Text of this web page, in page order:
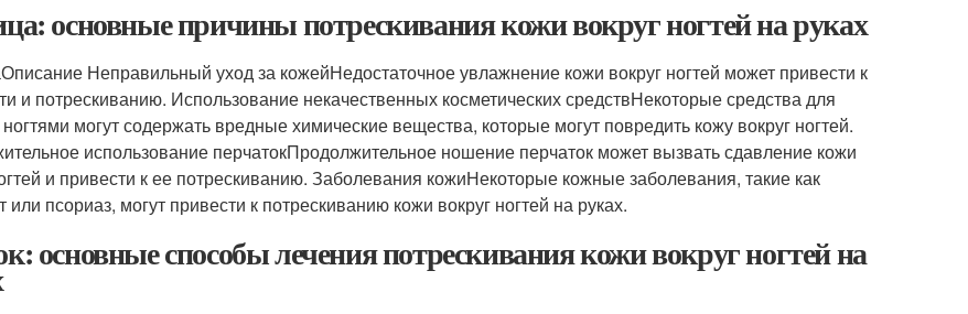
основные причины потрескивания кожи вокруг ногтей на руках
Неправильный уход за кожейНедостаточное увлажнение кожи вокруг ногтей может привести к
и потрескиванию. Использование некачественных косметических средствНекоторые средства для
могут содержать вредные химические вещества, которые могут повредить кожу вокруг ногтей.
использование перчатокПродолжительное ношение перчаток может вызвать сдавление кожи
и привести к ее потрескиванию. Заболевания кожиНекоторые кожные заболевания, такие как
или псориаз, могут привести к потрескиванию кожи вокруг ногтей на руках.
основные способы лечения потрескивания кожи вокруг ногтей на